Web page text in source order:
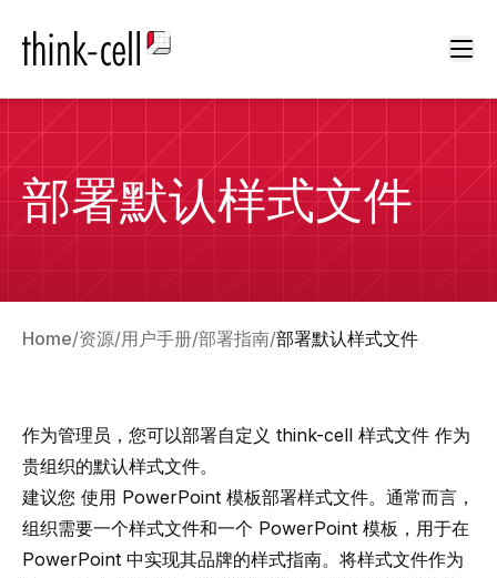
部署默认样式文件
Home 资源 用户手册 部署指南 部署默认样式文件
作为管理员，您可以部署自定义 think-cell 样式文件 作为
贵组织的默认样式文件。
建议您 使用 PowerPoint 模板部署样式文件。通常而言，
组织需要一个样式文件和一个 PowerPoint 模板 ，用于在
PowerPoint 中实现其品牌的样式指南。将样式文件作为